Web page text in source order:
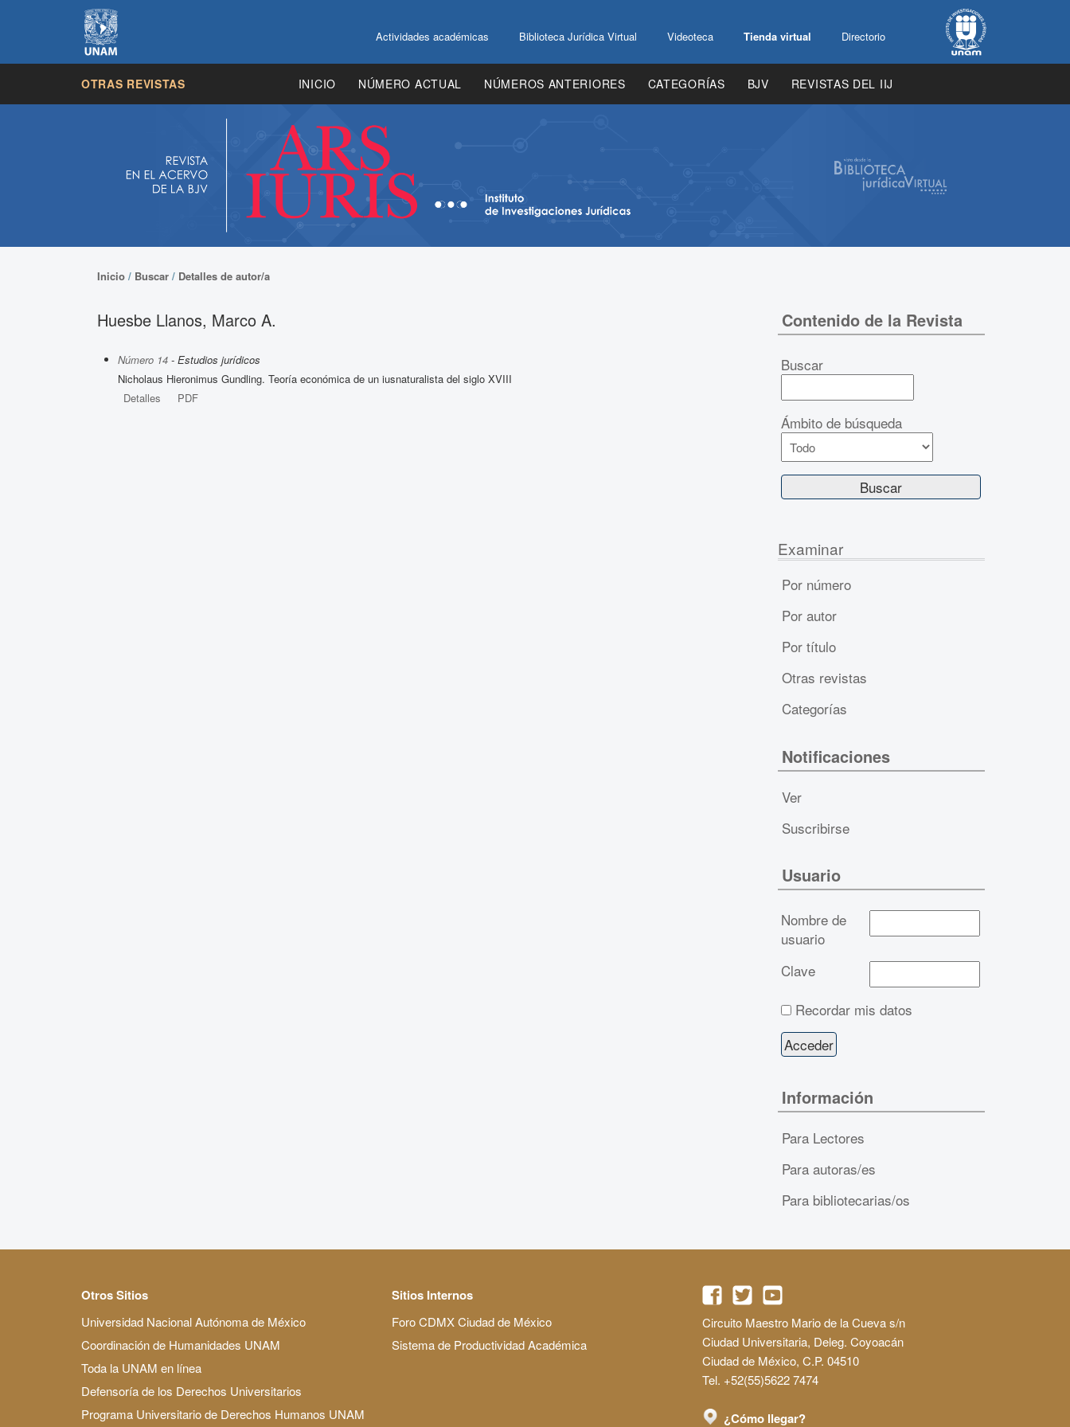
Actividades académicas Biblioteca Jurídica Virtual Videoteca Tienda virtual Directorio
OTRAS REVISTAS INICIO NÚMERO ACTUAL NÚMEROS ANTERIORES CATEGORÍAS BJV REVISTAS DEL IIJ
Inicio / Buscar / Detalles de autor/a
Huesbe Llanos, Marco A.
Número 14 - Estudios jurídicos
Nicholaus Hieronimus Gundling. Teoría económica de un iusnaturalista del siglo XVIII
Detalles
PDF
Contenido de la Revista
Buscar
Ámbito de búsqueda
Examinar
Por número
Por autor
Por título
Otras revistas
Categorías
Notificaciones
Ver
Suscribirse
Usuario
Nombre de
usuario
Clave
Recordar mis datos
Información
Para Lectores
Para autoras/es
Para bibliotecarias/os
Otros Sitios
Universidad Nacional Autónoma de México
Coordinación de Humanidades UNAM
Toda la UNAM en línea
Defensoría de los Derechos Universitarios
Programa Universitario de Derechos Humanos UNAM
Sitios Internos
Foro CDMX Ciudad de México
Sistema de Productividad Académica
Circuito Maestro Mario de la Cueva s/n
Ciudad Universitaria, Deleg. Coyoacán
Ciudad de México, C.P. 04510
Tel. +52(55)5622 7474
¿Cómo llegar?